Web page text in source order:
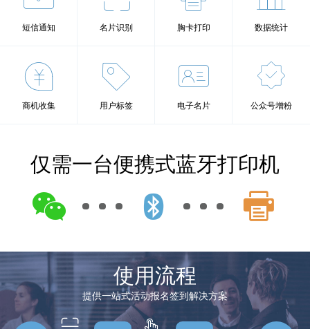
短信通知 名片识别 胸卡打印 数据统计
商机收集 用户标签 电子名片 公众号增粉
仅需一台便携式蓝牙打印机
使用流程
提供一站式活动报名签到解决方案